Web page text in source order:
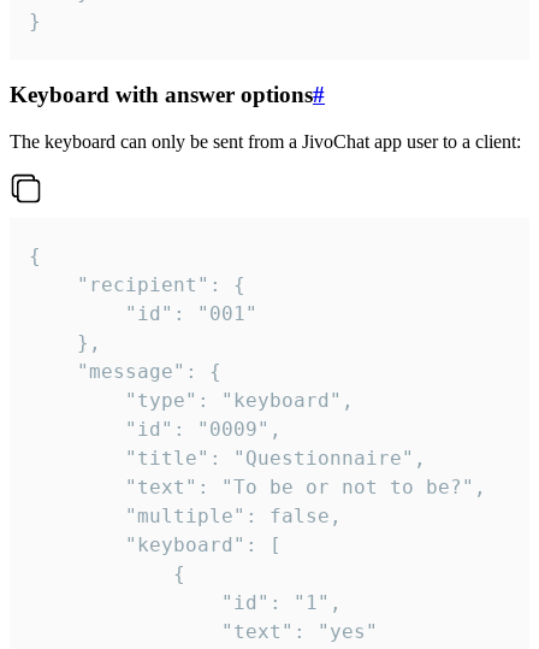
}
Keyboard with answer options#
The keyboard can only be sent from a JivoChat app user to a client:
{